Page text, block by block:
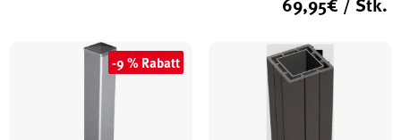
-9 % Rabatt